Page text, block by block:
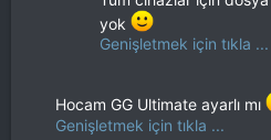
yok
Genişletmek için tıkla ...
Hocam GG Ultimate ayarlı mı
Genişletmek için tıkla ...